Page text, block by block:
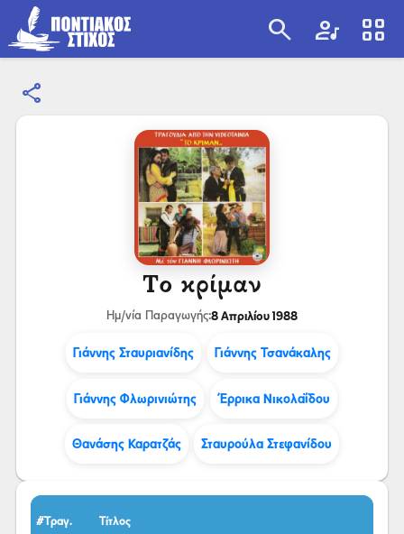
search artist view_cozy
share
Το κρίμαν
Ημ/νία Παραγωγής:8 Απριλίου 1988
Γιάννης Σταυριανίδης Γιάννης Τσανάκαλης
Γιάννης Φλωρινιώτης Έρρικα Νικολαΐδου
Θανάσης Καρατζάς Σταυρούλα Στεφανίδου
#Τραγ. Τίτλος